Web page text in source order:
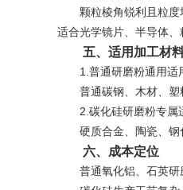
颗粒棱角锐利且粒度均
适合光学镜片、半导体、
五、适用加工材料
1.普通研磨粉通用适
普通碳钢、木材、塑料
2.碳化硅研磨粉专属
硬质合金、陶瓷、钢化
六、成本定位
普通氧化铝、石英研磨